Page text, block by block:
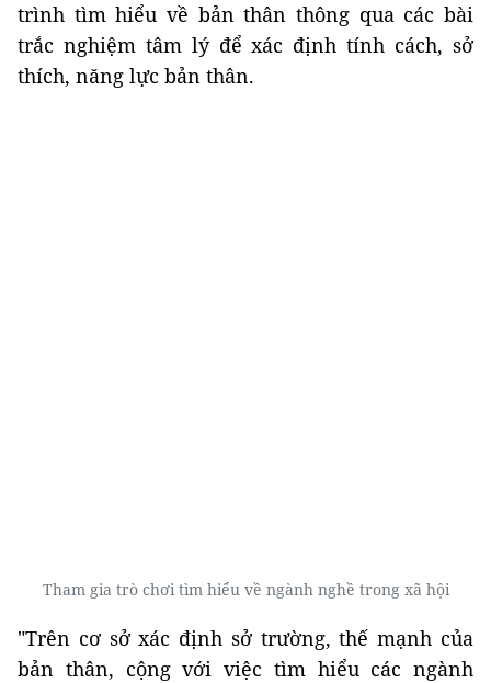
trình tìm hiểu về bản thân thông qua các bài
trắc nghiệm tâm lý để xác định tính cách, sở
thích, năng lực bản thân.
Tham gia trò chơi tìm hiểu về ngành nghề trong xã hội
"Trên cơ sở xác định sở trường, thế mạnh của
bản thân, cộng với việc tìm hiểu các ngành